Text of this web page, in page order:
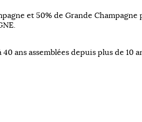
et 50% de Grande
ans assemblées depuis plus de 10